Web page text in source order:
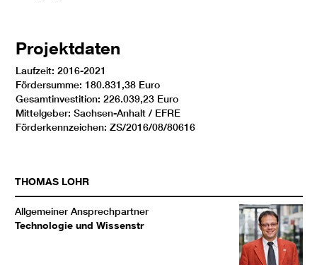
Projektdaten
Laufzeit: 2016-2021
Fördersumme: 180.831,38 Euro
Gesamtinvestition: 226.039,23 Euro
Mittelgeber: Sachsen-Anhalt / EFRE
Förderkennzeichen: ZS/2016/08/80616
THOMAS LOHR
Allgemeiner Ansprechpartner
Technologie und Wissenstr